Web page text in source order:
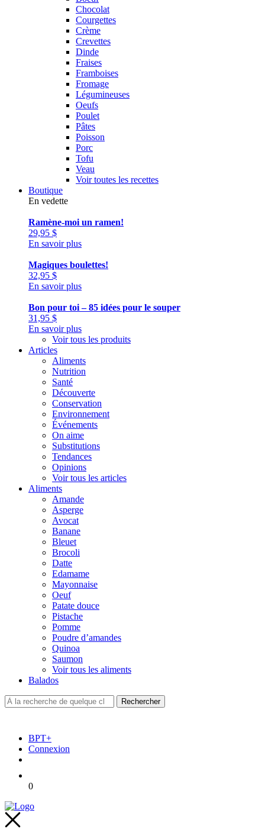
Chocolat
Courgettes
Crème
Crevettes
Dinde
Fraises
Framboises
Fromage
Légumineuses
Oeufs
Poulet
Pâtes
Poisson
Porc
Tofu
Veau
Voir toutes les recettes
Boutique
En vedette
Ramène-moi un ramen!
29,95 $
En savoir plus
Magiques boulettes!
32,95 $
En savoir plus
Bon pour toi – 85 idées pour le souper
31,95 $
En savoir plus
Voir tous les produits
Articles
Aliments
Nutrition
Santé
Découverte
Conservation
Environnement
Événements
On aime
Substitutions
Tendances
Opinions
Voir tous les articles
Aliments
Amande
Asperge
Avocat
Banane
Bleuet
Brocoli
Datte
Edamame
Mayonnaise
Oeuf
Patate douce
Pistache
Pomme
Poudre d’amandes
Quinoa
Saumon
Voir tous les aliments
Balados
BPT+
Connexion
0